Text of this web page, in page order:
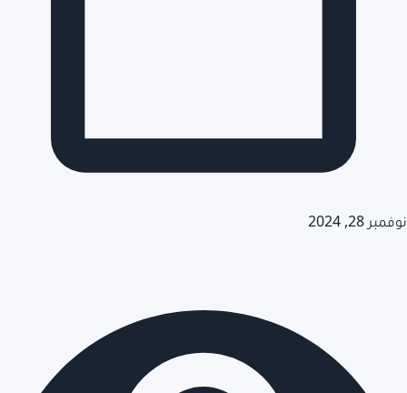
نوفمبر 28, 2024